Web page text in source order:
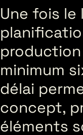
Une fois le
minimum
délai
concept,
éléments